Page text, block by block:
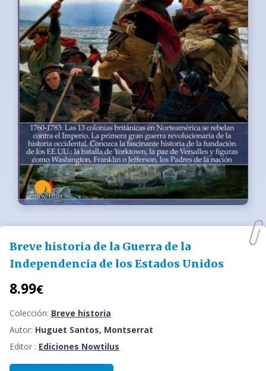
Breve historia de la Guerra de la
Independencia de los Estados Unidos
8.99€
Colección: Breve historia
Autor: Huguet Santos, Montserrat
Editor : Ediciones Nowtilus